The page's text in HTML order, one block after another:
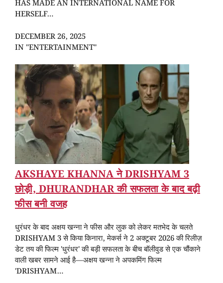
HAS MADE AN INTERNATIONAL NAME FOR
HERSELF…
DECEMBER 26, 2025
IN "ENTERTAINMENT"
AKSHAYE KHANNA ने DRISHYAM 3
छोड़ी, DHURANDHAR की सफलता के बाद बढ़ी
फीस बनी वजह
धुरंधर के बाद अक्षय खन्ना ने फीस और लुक को लेकर मतभेद के चलते
DRISHYAM 3 से किया किनारा, मेकर्स ने 2 अक्टूबर 2026 की रिलीज़
डेट तय की फिल्म 'धुरंधर' की बड़ी सफलता के बीच बॉलीवुड से एक चौंकाने
वाली खबर सामने आई है—अक्षय खन्ना ने अपकमिंग फिल्म
'DRISHYAM…